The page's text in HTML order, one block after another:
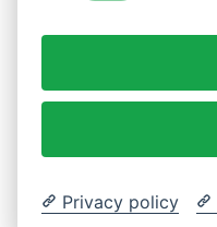
Privacy policy